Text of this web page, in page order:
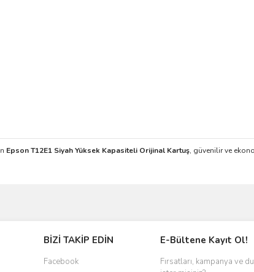
Epson T12E1 Siyah Yüksek Kapasiteli Orijinal Kartuş, güvenilir ve
BİZİ TAKİP EDİN
Facebook
E-Bültene Kayıt Ol!
Fırsatları, kampanya ve